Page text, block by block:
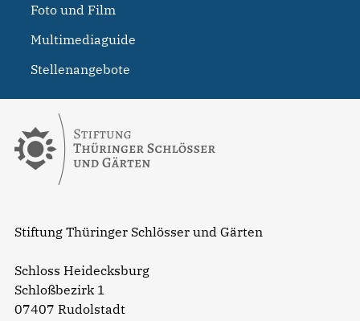
Stiftung Thüringer Schlösser und Gärten
Schloss Heidecksburg
Schloßbezirk 1
07407 Rudolstadt
Foto und Film
Multimediaguide
Stellenangebote